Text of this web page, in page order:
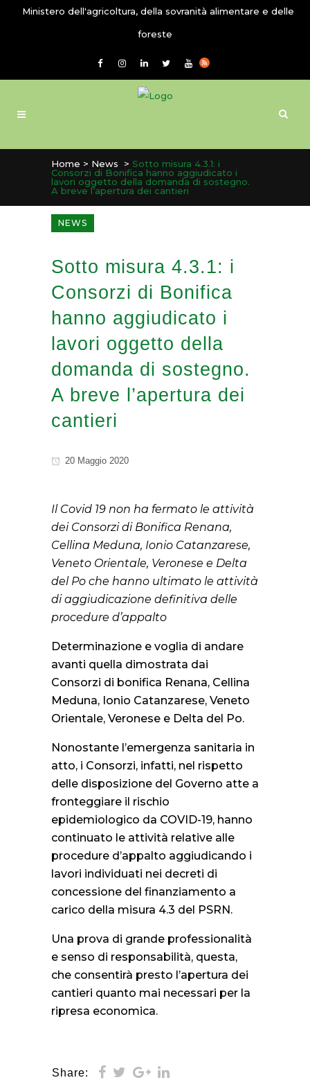
Ministero dell'agricoltura, della sovranità alimentare e delle
foreste
Home > News > Sotto misura 4.3.1: i
Consorzi di Bonifica hanno aggiudicato i
lavori oggetto della domanda di sostegno.
A breve l’apertura dei cantieri
NEWS
Sotto misura 4.3.1: i
Consorzi di Bonifica
hanno aggiudicato i
lavori oggetto della
domanda di sostegno.
A breve l’apertura dei
cantieri
20 Maggio 2020
Il Covid 19 non ha fermato le attività
dei Consorzi di Bonifica Renana,
Cellina Meduna, Ionio Catanzarese,
Veneto Orientale, Veronese e Delta
del Po che hanno ultimato le attività
di aggiudicazione definitiva delle
procedure d’appalto
Determinazione e voglia di andare
avanti quella dimostrata dai
Consorzi di bonifica Renana, Cellina
Meduna, Ionio Catanzarese, Veneto
Orientale, Veronese e Delta del Po.
Nonostante l’emergenza sanitaria in
atto, i Consorzi, infatti, nel rispetto
delle disposizione del Governo atte a
fronteggiare il rischio
epidemiologico da COVID-19, hanno
continuato le attività relative alle
procedure d’appalto aggiudicando i
lavori individuati nei decreti di
concessione del finanziamento a
carico della misura 4.3 del PSRN.
Una prova di grande professionalità
e senso di responsabilità, questa,
che consentirà presto l’apertura dei
cantieri quanto mai necessari per la
ripresa economica.
Share: